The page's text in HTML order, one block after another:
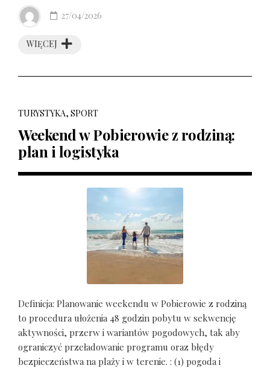
WIĘCEJ
27/04/2026
TURYSTYKA, SPORT
Weekend w Pobierowie z rodziną:
plan i logistyka
Definicja: Planowanie weekendu w Pobierowie z rodziną
to procedura ułożenia 48 godzin pobytu w sekwencję
aktywności, przerw i wariantów pogodowych, tak aby
ograniczyć przeładowanie programu oraz błędy
bezpieczeństwa na plaży i w terenie. : (1) pogoda i